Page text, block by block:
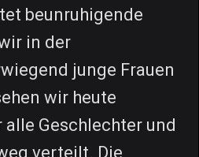
beunruhigende
in der
junge Frauen
wir heute
alle Geschlechter und
verteilt. Die